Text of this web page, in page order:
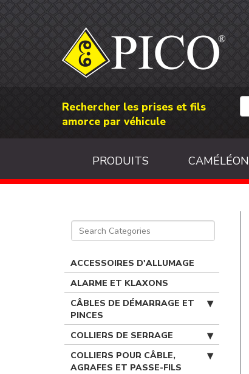
Rechercher les prises et fils
amorce par véhicule
PRODUITS CAMÉLÉON
ACCESSOIRES D'ALLUMAGE
ALARME ET KLAXONS
CÂBLES DE DÉMARRAGE ET
PINCES
COLLIERS DE SERRAGE
COLLIERS POUR CÂBLE,
AGRAFES ET PASSE-FILS